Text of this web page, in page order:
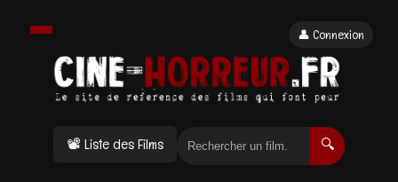
📽 Liste des Films 🔍
👤 Connexion